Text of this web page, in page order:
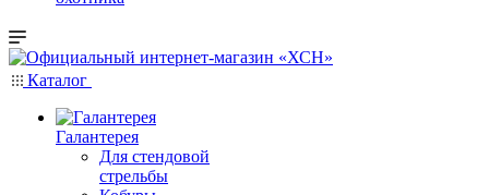
Каталог
Галантерея
Для стендовой
стрельбы